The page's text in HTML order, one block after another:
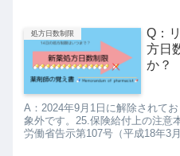
処方日数制限
Q：
方日
か？
A：2024年9月1日に解除されて
象外です。25.保険給付上の注意
労働省告示第107号（平成18年3